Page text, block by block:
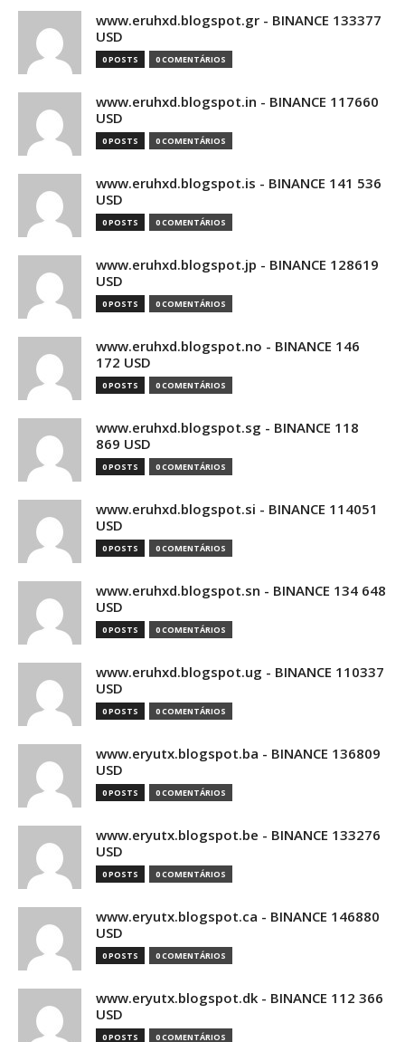
www.eruhxd.blogspot.gr - BINANCE 133377
USD
0 POSTS 0 COMENTÁRIOS
www.eruhxd.blogspot.in - BINANCE 117660
USD
0 POSTS 0 COMENTÁRIOS
www.eruhxd.blogspot.is - BINANCE 141 536
USD
0 POSTS 0 COMENTÁRIOS
www.eruhxd.blogspot.jp - BINANCE 128619
USD
0 POSTS 0 COMENTÁRIOS
www.eruhxd.blogspot.no - BINANCE 146
172 USD
0 POSTS 0 COMENTÁRIOS
www.eruhxd.blogspot.sg - BINANCE 118
869 USD
0 POSTS 0 COMENTÁRIOS
www.eruhxd.blogspot.si - BINANCE 114051
USD
0 POSTS 0 COMENTÁRIOS
www.eruhxd.blogspot.sn - BINANCE 134 648
USD
0 POSTS 0 COMENTÁRIOS
www.eruhxd.blogspot.ug - BINANCE 110337
USD
0 POSTS 0 COMENTÁRIOS
www.eryutx.blogspot.ba - BINANCE 136809
USD
0 POSTS 0 COMENTÁRIOS
www.eryutx.blogspot.be - BINANCE 133276
USD
0 POSTS 0 COMENTÁRIOS
www.eryutx.blogspot.ca - BINANCE 146880
USD
0 POSTS 0 COMENTÁRIOS
www.eryutx.blogspot.dk - BINANCE 112 366
USD
0 POSTS 0 COMENTÁRIOS